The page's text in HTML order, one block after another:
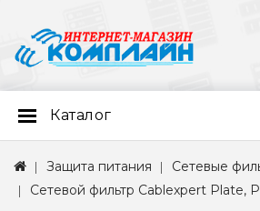
Каталог
Защита питания
Сетевые
Сетевой фильтр Cablexpert Plate,